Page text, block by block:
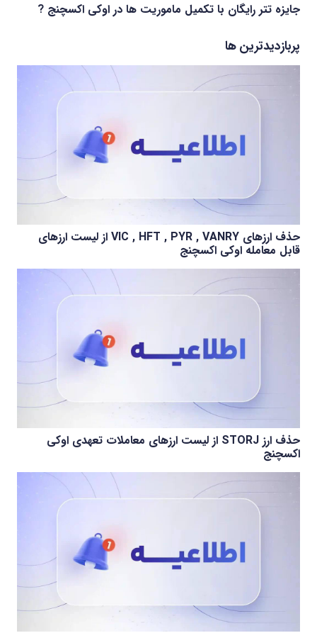
جایزه تتر رایگان با تکمیل ماموریت ها در اوکی اکسچنج ?
پربازدیدترین ها
حذف ارزهای VIC , HFT , PYR , VANRY از لیست ارزهای
قابل معامله اوکی اکسچنج
حذف ارز STORJ از لیست ارزهای معاملات تعهدی اوکی
اکسچنج